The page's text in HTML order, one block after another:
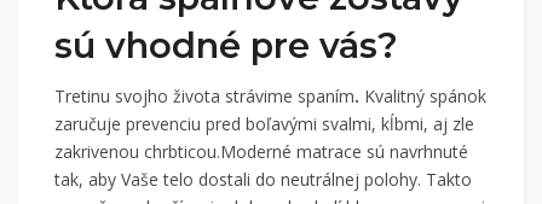
sú vhodné pre vás?
Tretinu svojho života strávime spaním. Kvalitný spánok
zaručuje prevenciu pred boľavými svalmi, kĺbmi, aj zle
zakrivenou chrbticou.Moderné matrace sú navrhnuté
tak, aby Vaše telo dostali do neutrálnej polohy. Takto